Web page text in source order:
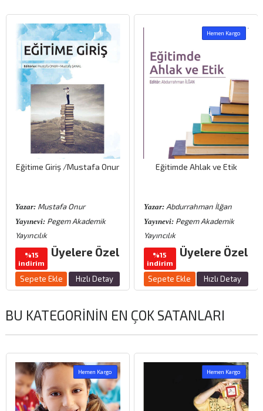
Eğitime Giriş /Mustafa Onur
Yazar: Mustafa Onur
Yayınevi: Pegem Akademik
Yayıncılık
%15
indirim
Üyelere Özel
Sepete Ekle Hızlı Detay
Hemen Kargo
Eğitimde Ahlak ve Etik
Yazar:Abdurrahman İlğan
Yayınevi:Pegem Akademik
Yayıncılık
%15
indirim
Üyelere Özel
Sepete Ekle Hızlı Detay
BU KATEGORININ EN ÇOK SATANLARI
Hemen Kargo Hemen Kargo